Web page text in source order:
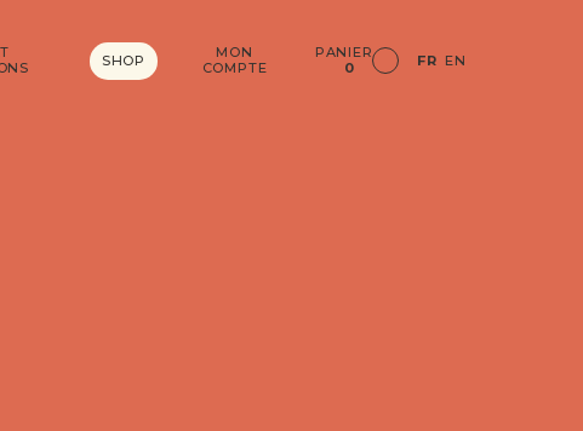
SHOP
MON
COMPTE
PANIER
0
FR EN